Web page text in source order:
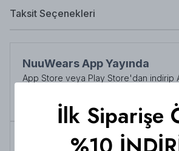
Taksit Seçenekleri
NuuWears App Yayında
App Store veya Play Store'dan indirip
Şimdi İndirin!
Tüm siparişlerde 3000 TL üzeri kargo
İlk Siparişe